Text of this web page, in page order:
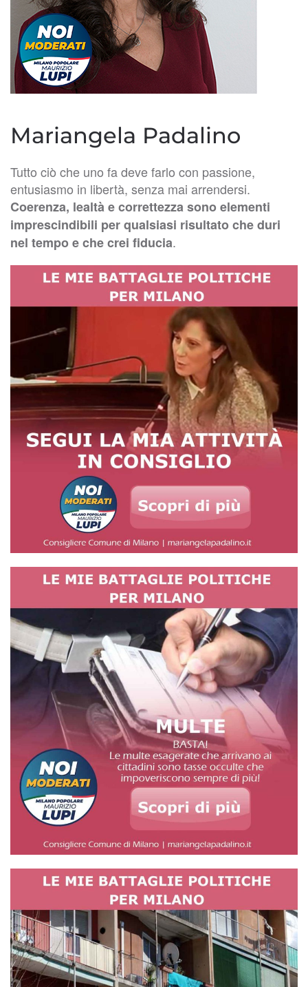
Mariangela Padalino
Tutto ciò che uno fa deve farlo con passione,
entusiasmo in libertà, senza mai arrendersi.
Coerenza, lealtà e correttezza sono elementi
imprescindibili per qualsiasi risultato che duri
nel tempo e che crei fiducia.